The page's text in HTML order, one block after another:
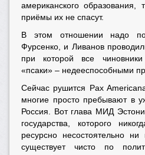
американского образования,
приёмы их не спасут.
В этом отношении надо
Фурсенко, и Ливанов
при которой все
«псаки» – недееспособными
Сейчас рушится Pax
многие просто пребывают в
Россия. Вот глава МИД
государства, которого
ресурсно несостоятельно
существует чисто по